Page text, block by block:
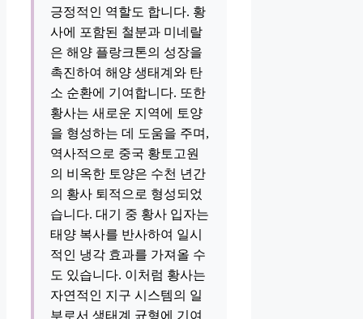
긍정적인 역할도 합니다. 황
사에 포함된 철분과 미네랄
은 해양 플랑크톤의 성장을
촉진하여 해양 생태계와 탄
소 순환에 기여합니다. 또한
황사는 새로운 지역에 토양
을 형성하는 데 도움을 주며,
역사적으로 중국 황토고원
의 비옥한 토양은 수천 년간
의 황사 퇴적으로 형성되었
습니다. 대기 중 황사 입자는
태양 복사를 반사하여 일시
적인 냉각 효과를 가져올 수
도 있습니다. 이처럼 황사는
자연적인 지구 시스템의 일
부로서 생태계 균형에 기여